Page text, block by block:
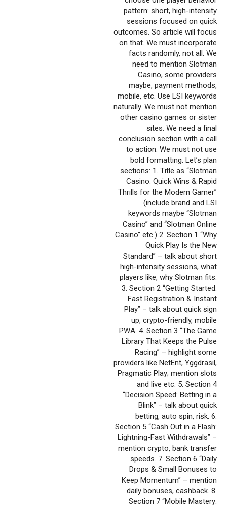
pattern: short, high-intensity
sessions focused on quick
outcomes. So article will focus
on that. We must incorporate
facts randomly, not all. We
need to mention Slotman
Casino, some providers
maybe, payment methods,
mobile, etc. Use LSI keywords
naturally. We must not mention
other casino games or sister
sites. We need a final
conclusion section with a call
to action. We must not use
bold formatting. Let’s plan
sections: 1. Title as “Slotman
Casino: Quick Wins & Rapid
Thrills for the Modern Gamer”
(include brand and LSI
keywords maybe “Slotman
Casino” and “Slotman Online
Casino” etc.) 2. Section 1 “Why
Quick Play Is the New
Standard” – talk about short
high-intensity sessions, what
players like, why Slotman fits.
3. Section 2 “Getting Started:
Fast Registration & Instant
Play” – talk about quick sign
up, crypto-friendly, mobile
PWA. 4. Section 3 “The Game
Library That Keeps the Pulse
Racing” – highlight some
providers like NetEnt, Yggdrasil,
Pragmatic Play; mention slots
and live etc. 5. Section 4
“Decision Speed: Betting in a
Blink” – talk about quick
betting, auto spin, risk. 6.
Section 5 “Cash Out in a Flash:
Lightning-Fast Withdrawals” –
mention crypto, bank transfer
speeds. 7. Section 6 “Daily
Drops & Small Bonuses to
Keep Momentum” – mention
daily bonuses, cashback. 8.
Section 7 “Mobile Mastery: